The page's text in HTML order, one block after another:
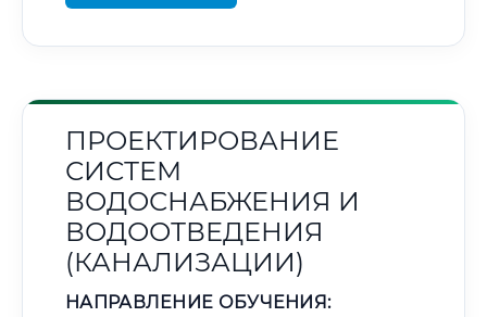
ПРОЕКТИРОВАНИЕ
СИСТЕМ
ВОДОСНАБЖЕНИЯ И
ВОДООТВЕДЕНИЯ
(КАНАЛИЗАЦИИ)
НАПРАВЛЕНИЕ ОБУЧЕНИЯ: